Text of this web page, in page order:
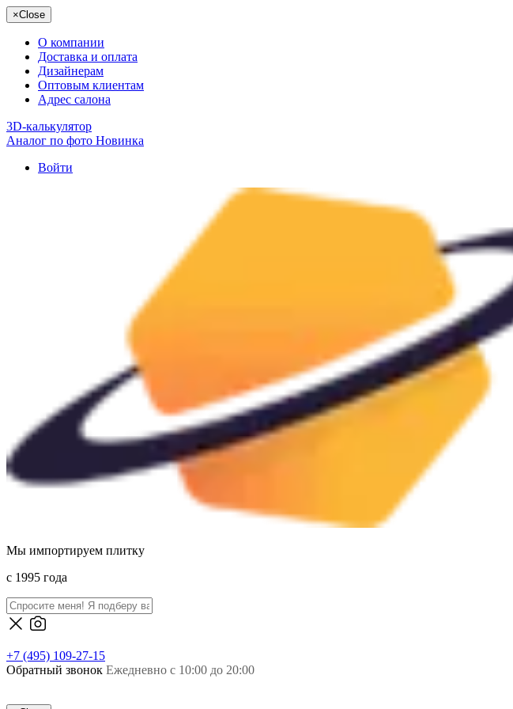
×Close
О компании
Доставка и оплата
Дизайнерам
Оптовым клиентам
Адрес салона
3D-калькулятор
Аналог по фото Новинка
Войти
Мы импортируем плитку
c 1995 года
+7 (495) 109-27-15
Обратный звонок Ежедневно с 10:00 до 20:00